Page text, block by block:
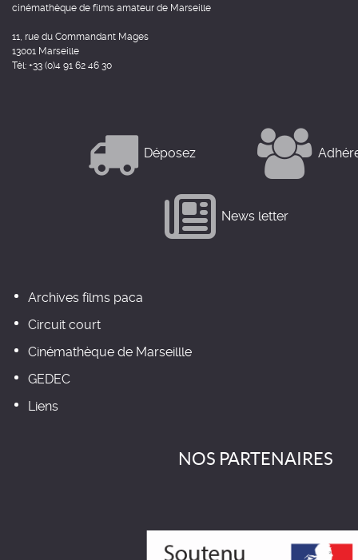
cinémathèque de films amateur de Marseille
11, rue du Commandant Mages
13001 Marseille
Tél: +33 (0)4 91 62 46 30
Déposez
News letter
Archives films paca
Circuit court
Cinémathèque de Marseillle
GEDEC
Liens
NOS PARTENAIRES